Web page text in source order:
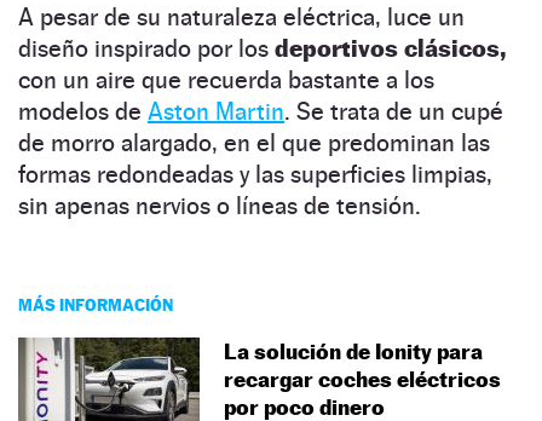
A pesar de su naturaleza eléctrica, luce un
diseño inspirado por los deportivos clásicos,
con un aire que recuerda bastante a los
modelos de Aston Martin. Se trata de un cupé
de morro alargado, en el que predominan las
formas redondeadas y las superficies limpias,
sin apenas nervios o líneas de tensión.
MÁS INFORMACIÓN
La solución de Ionity para
recargar coches eléctricos
por poco dinero